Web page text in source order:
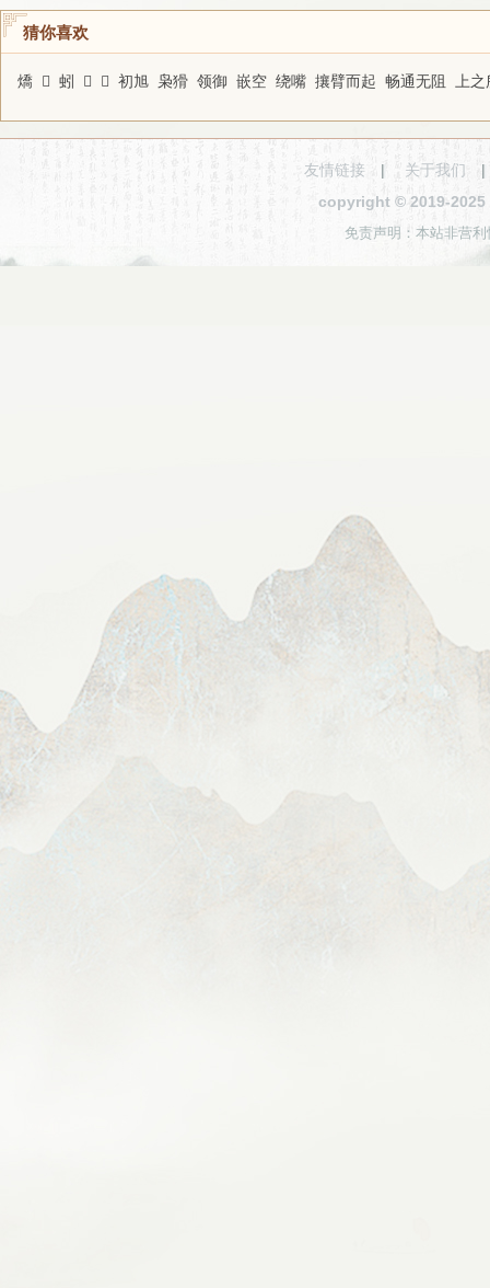
猜你喜欢
燆 𦀠 蚓 𡳿 𧄡 初旭 枭猾 领御 嵌空 绕嘴 攘臂而起 畅通无阻 上
友情链接 | 关于我们
copyright © 2019-2025
免责声明：本站非营